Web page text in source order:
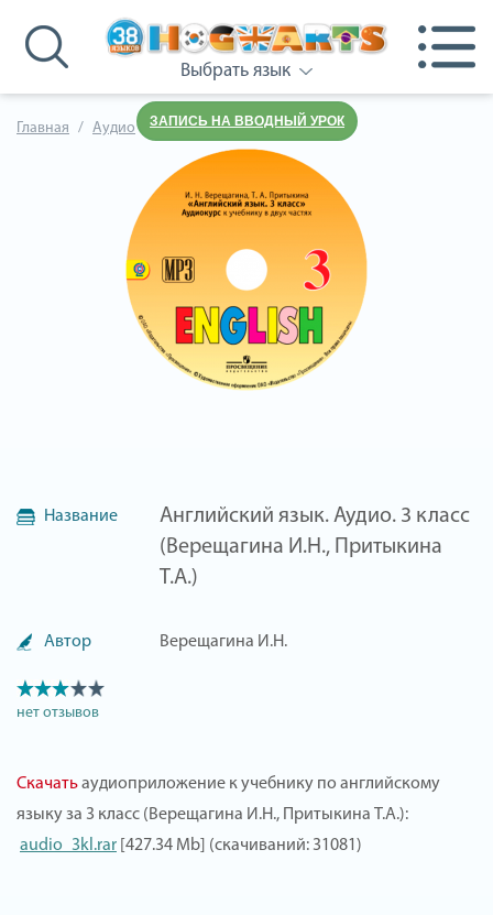
Выбрать язык
ЗАПИСЬ НА ВВОДНЫЙ УРОК
Главная Аудио
Название
Английский язык. Аудио. 3 класс
(Верещагина И.Н., Притыкина
Т.А.)
Автор Верещагина И.Н.
нет отзывов
Скачатьаудиоприложение к учебнику по английскому
языку за 3 класс (Верещагина И.Н., Притыкина Т.А.):
audio_3kl.rar [427.34 Mb] (скачиваний: 31081)